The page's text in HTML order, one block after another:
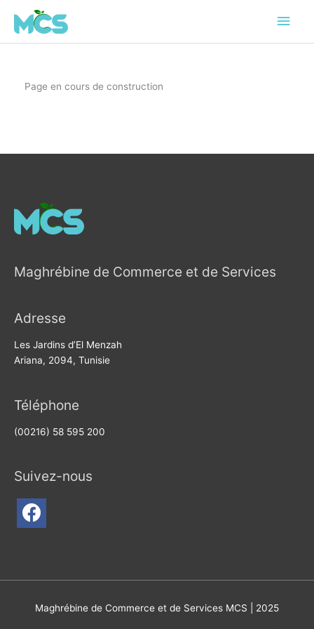
Main
Page en cours de construction
Maghrébine de Commerce et de Services
Adresse
Les Jardins d’El Menzah
Ariana, 2094, Tunisie
Téléphone
(00216) 58 595 200
Suivez-nous
facebook
Maghrébine de Commerce et de Services MCS | 2025